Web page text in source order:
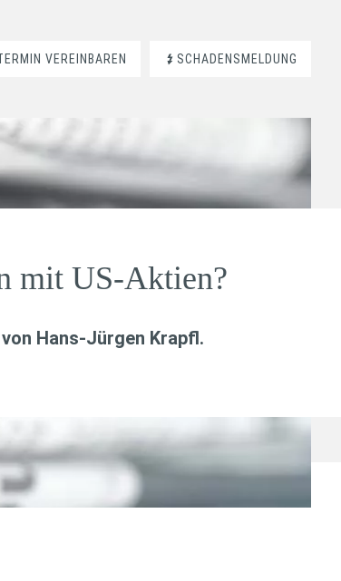
VEREINBAREN SCHADENSMELDUNG
mit US-Aktien?
Hans-Jürgen Krapfl.